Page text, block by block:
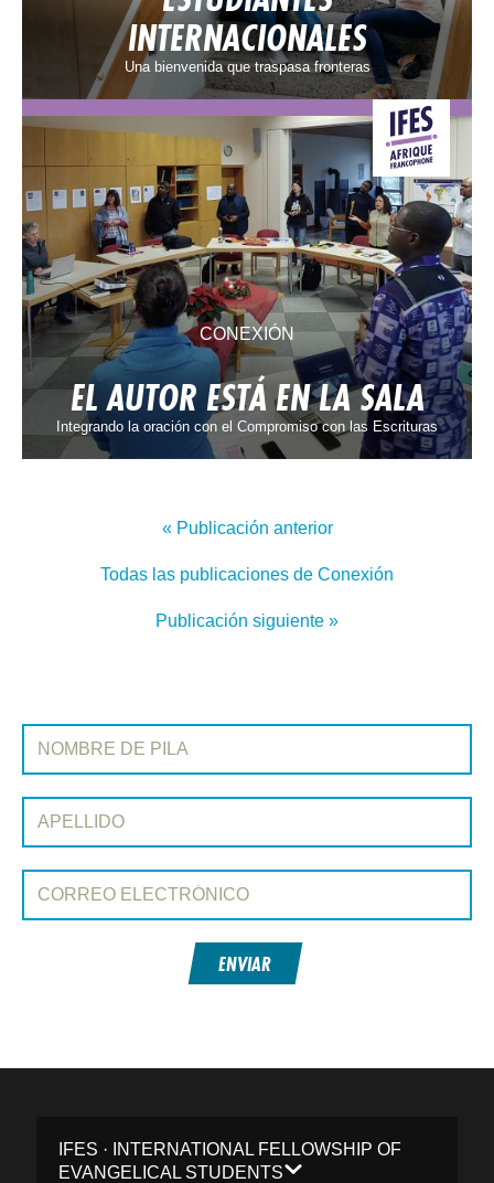
INTERNACIONALES
Una bienvenida que traspasa fronteras
CONEXIÓN
EL AUTOR ESTÁ EN LA SALA
Integrando la oración con el Compromiso con las Escrituras
« Publicación anterior
Todas las publicaciones de Conexión
Publicación siguiente »
REGÍSTRATE EN CONEXIÓN
Nombre de pila:
Apellido:
Correo electrónico:
ENVIAR
IFES · INTERNATIONAL FELLOWSHIP OF
EVANGELICAL STUDENTS